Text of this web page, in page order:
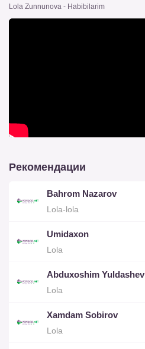
Lola Zunnunova - Habibilarim
Рекомендации
Bahrom Nazarov
Lola-lola
Umidaxon
Lola
Abduxoshim Yuldashev
Lola
Xamdam Sobirov
Lola